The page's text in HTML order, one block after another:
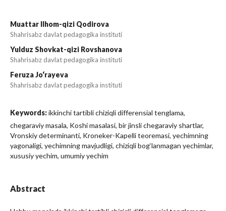
Muattar Ilhom-qizi Qodirova
Shahrisabz davlat pedagogika instituti
Yulduz Shovkat-qizi Rovshanova
Shahrisabz davlat pedagogika instituti
Feruza Jo‘rayeva
Shahrisabz davlat pedagogika instituti
Keywords:ikkinchi tartibli chiziqli differensial tenglama,
chegaraviy masala, Koshi masalasi, bir jinsli chegaraviy shartlar,
Vronskiy determinanti, Kroneker-Kapelli teoremasi, yechimning
yagonaligi, yechimning mavjudligi, chiziqli bog‘lanmagan yechimlar,
xususiy yechim, umumiy yechim
Abstract